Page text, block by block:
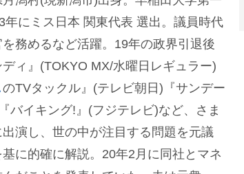
年にミス日本 関東代表 選出。議員時代
務めるなど活躍。19年の政界引退後
ィ』(TOKYO MX/水曜日レギュラー)
のTVタックル』(テレビ朝日)『サンデー
バイキング!』(フジテレビ)など、さま
演し、世の中が注目する問題を元議
に的確に解説。20年2月に同社とマネ